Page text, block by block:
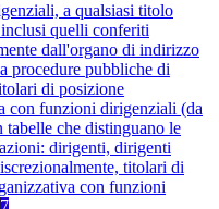
a qualsiasi titolo
quelli conferiti
dall'organo di indirizzo
procedure pubbliche di
di posizione
con funzioni dirigenziali (da
tabelle che distinguano le
dirigenti, dirigenti
titolari di
con funzioni